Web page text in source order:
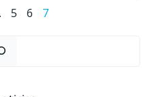
Página
5 Página
6 Página
7